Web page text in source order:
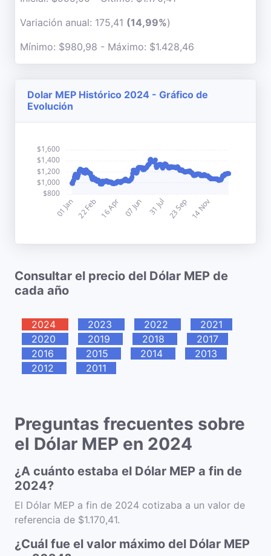
Variación anual: 175,41 (14,99%)
Mínimo: $980,98 - Máximo: $1.428,46
Dolar MEP Histórico 2024 - Gráfico de
Evolución
Consultar el precio del Dólar MEP de
cada año
2024 2023 2022
2021
2020
2019 2018
2017
2016
2015 2014
2013
2012
2011
Preguntas frecuentes sobre
el Dólar MEP en 2024
¿A cuánto estaba el Dólar MEP a fin de
2024?
El Dólar MEP a fin de 2024 cotizaba a un valor de
referencia de $1.170,41.
¿Cuál fue el valor máximo del Dólar MEP